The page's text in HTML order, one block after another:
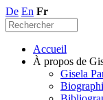
De En Fr
Accueil
À propos de
Gisela